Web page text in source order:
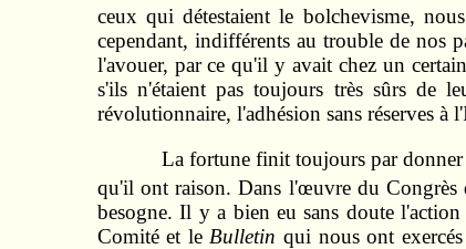
ceux qui détestaient le bolchevisme,
cependant, indifférents au trouble de nos
l'avouer, par ce qu'il y avait chez un
s'ils n'étaient pas toujours très sûrs de
révolutionnaire, l'adhésion sans réserves à
La fortune finit toujours par donner
qu'il ont raison. Dans l'œuvre du
besogne. Il y a bien eu sans doute
Comité et le Bulletin qui nous ont